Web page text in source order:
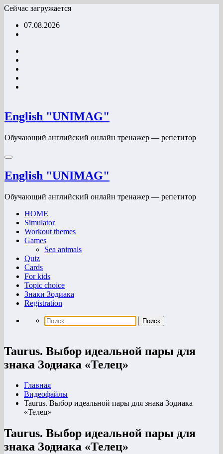
Перейти
содержимому
Сейчас загружается
07.08.2026
English "UNIMAG"
Обучающий английский онлайн тренажер — репетитор
English "UNIMAG"
Обучающий английский онлайн тренажер — репетитор
HOME
Simulator
Workout themes
Games
Sea animals
Quiz
Cards
For kids
Topic choice
Знаки Зодиака
Registration
Taurus. Выбор идеальной пары для
знака Зодиака «Телец»
Главная
Видеофайлы
Taurus. Выбор идеальной пары для знака Зодиака
«Телец»
Taurus. Выбор идеальной пары для
знака Зодиака «Телец»